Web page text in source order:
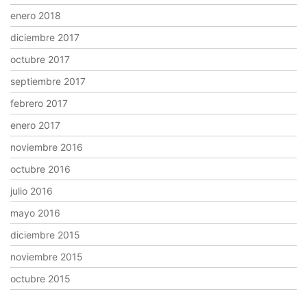
enero 2018
diciembre 2017
octubre 2017
septiembre 2017
febrero 2017
enero 2017
noviembre 2016
octubre 2016
julio 2016
mayo 2016
diciembre 2015
noviembre 2015
octubre 2015